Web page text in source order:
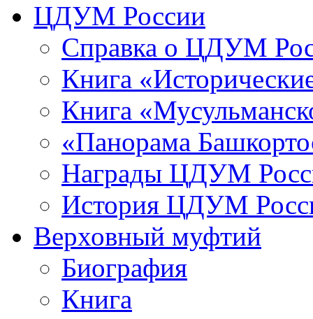
ЦДУМ России
Справка о ЦДУМ
Книга
Книга
«Панорама
Награды ЦДУМ
История ЦДУМ
Верховный муфтий
Биография
Книга